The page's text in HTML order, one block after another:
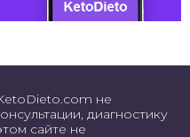
не
диагностику
сайте не